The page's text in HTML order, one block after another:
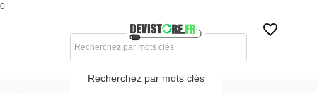
0
Recherchez par mots clés